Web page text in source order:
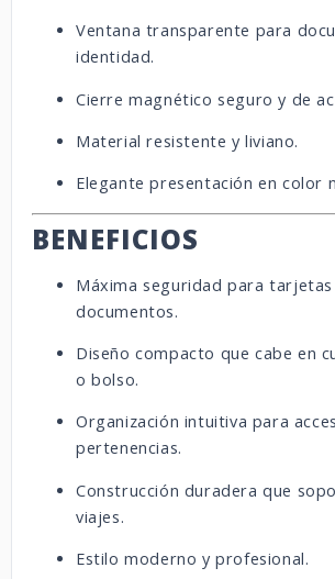
Ventana transparente para
identidad.
Cierre magnético seguro y de
Material resistente y liviano.
Elegante presentación en color
BENEFICIOS
Máxima seguridad para
documentos.
Diseño compacto que cabe en
o bolso.
Organización intuitiva para
pertenencias.
Construcción duradera que
viajes.
Estilo moderno y profesional.